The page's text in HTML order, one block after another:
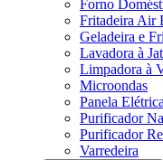
Forno
Fritadeira Air
Geladeira e
Lavadora à
Limpadora à
Microondas
Panela Elétrica
Purificador
Purificador
Varredeira